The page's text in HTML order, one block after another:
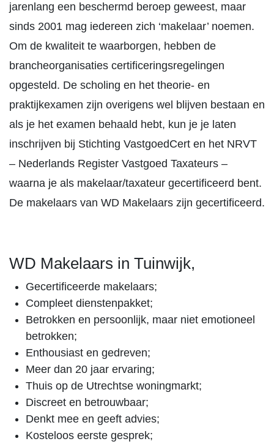
jarenlang een beschermd beroep geweest, maar
sinds 2001 mag iedereen zich ‘makelaar’ noemen.
Om de kwaliteit te waarborgen, hebben de
brancheorganisaties certificeringsregelingen
opgesteld. De scholing en het theorie- en
praktijkexamen zijn overigens wel blijven bestaan en
als je het examen behaald hebt, kun je je laten
inschrijven bij Stichting VastgoedCert en het NRVT
– Nederlands Register Vastgoed Taxateurs –
waarna je als makelaar/taxateur gecertificeerd bent.
De makelaars van WD Makelaars zijn gecertificeerd.
WD Makelaars in Tuinwijk,
Gecertificeerde makelaars;
Compleet dienstenpakket;
Betrokken en persoonlijk, maar niet emotioneel
betrokken;
Enthousiast en gedreven;
Meer dan 20 jaar ervaring;
Thuis op de Utrechtse woningmarkt;
Discreet en betrouwbaar;
Denkt mee en geeft advies;
Kosteloos eerste gesprek;